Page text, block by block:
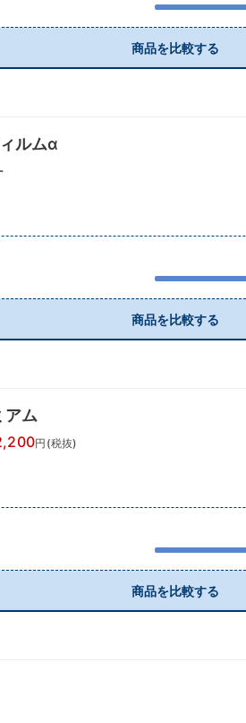
商品を比較する
ルムα
商品を比較する
アム
円(税抜)
商品を比較する